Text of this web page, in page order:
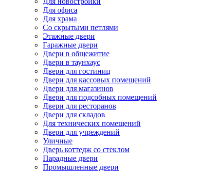
Для офиса
Для храма
Со скрытыми петлями
Этажные двери
Гаражные двери
Двери в общежитие
Двери в таунхаус
Двери для гостиниц
Двери для кассовых помещений
Двери для магазинов
Двери для подсобных помещений
Двери для ресторанов
Двери для складов
Для технических помещений
Двери для учреждений
Уличные
Дверь коттедж со стеклом
Парадные двери
Промышленные двери